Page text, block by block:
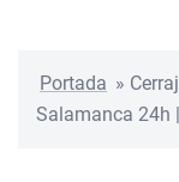
Portada »
Salamanca 24h